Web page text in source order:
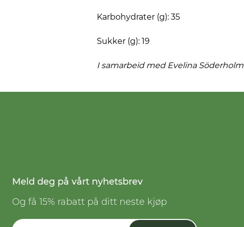
Karbohydrater (g): 35
Sukker (g): 19
I samarbeid med Evelina Söderholm
Meld deg på vårt nyhetsbrev
Og få 15% rabatt på ditt neste kjøp